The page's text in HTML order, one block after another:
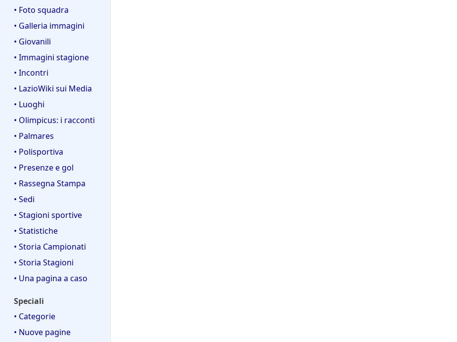
• Foto squadra
• Galleria immagini
• Giovanili
• Immagini stagione
• Incontri
• LazioWiki sui Media
• Luoghi
• Olimpicus: i racconti
• Palmares
• Polisportiva
• Presenze e gol
• Rassegna Stampa
• Sedi
• Stagioni sportive
• Statistiche
• Storia Campionati
• Storia Stagioni
• Una pagina a caso
Speciali
• Categorie
• Nuove pagine